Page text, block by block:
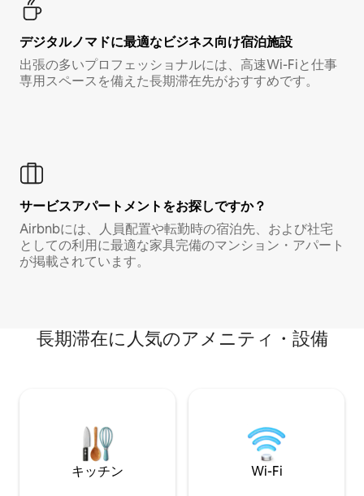
デジタルノマド⁠に最⁠適⁠なビ⁠ジ⁠ネ⁠ス⁠向⁠け宿⁠泊⁠施⁠設
出張の多いプロフェッショナルには、高速Wi-Fiと仕事
専用スペースを備えた長期滞在先がおすすめです。
サービスアパートメントをお探しですか？
Airbnbには、人員配置や転勤時の宿泊先、および社宅
としての利用に最適な家具完備のマンション・アパート
が掲載されています。
長期滞在に人気のアメニティ・設備
キッチン Wi-Fi